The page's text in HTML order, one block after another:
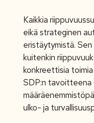
Kaikkia
eikä strateginen
eristäytymistä.
kuitenkin
konkreettisia
SDP:n tavoitteena
ulko- ja